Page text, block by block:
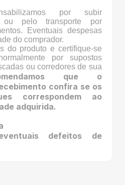
por subir
ou pelo transporte por
Eventuais despesas
do comprador.
do produto e certifique-se
por supostos
ou corredores de sua
que o
confira se os
correspondem ao
adquirida.
defeitos de